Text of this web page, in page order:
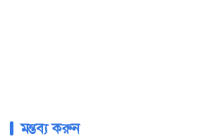
মন্তব্য করুন